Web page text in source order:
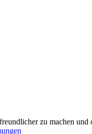
zu machen und